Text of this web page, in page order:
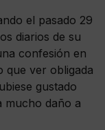
el pasado 29
diarios de su
confesión en
que ver obligada
gustado
mucho daño a